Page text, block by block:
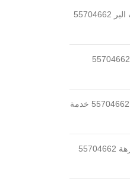
كاميرات مراقبة مخيمات البر 55704662
كاميرات مراقبة صبحان 55704662
كاميرات مراقبة دسمان 55704662 خدمة
فني كاميرات مراقبة النزهة 55704662